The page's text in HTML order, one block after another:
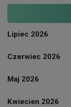
Lipiec 2026
Czerwiec 2026
Maj 2026
Kwiecien 2026